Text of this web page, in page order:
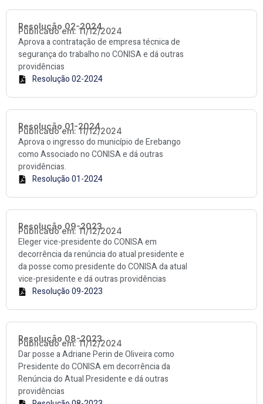
Resolução 02-2024
Publicado em: 11/12/2024
Aprova a contratação de empresa técnica de
segurança do trabalho no CONISA e dá outras
providências
Resolução 02-2024
Resolução 01-2024
Publicado em: 11/12/2024
Aprova o ingresso do município de Erebango
como Associado no CONISA e dá outras
providências.
Resolução 01-2024
Resolução 09-2023
Publicado em: 11/12/2024
Eleger vice-presidente do CONISA em
decorrência da renúncia do atual presidente e
da posse como presidente do CONISA da atual
vice-presidente e dá outras providências
Resolução 09-2023
Resolução 08-2023
Publicado em: 11/12/2024
Dar posse a Adriane Perin de Oliveira como
Presidente do CONISA em decorrência da
Renúncia do Atual Presidente e dá outras
providências